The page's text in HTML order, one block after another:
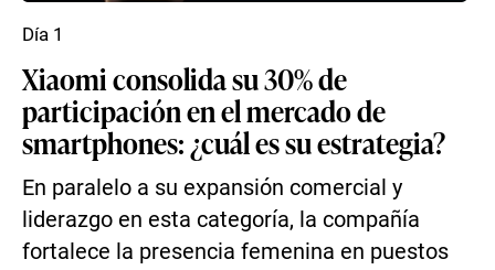
Xiaomi consolida su 30% de
participación en el mercado de
smartphones: ¿cuál es su estrategia?
En paralelo a su expansión comercial y
liderazgo en esta categoría, la compañía
fortalece la presencia femenina en puestos
Día 1